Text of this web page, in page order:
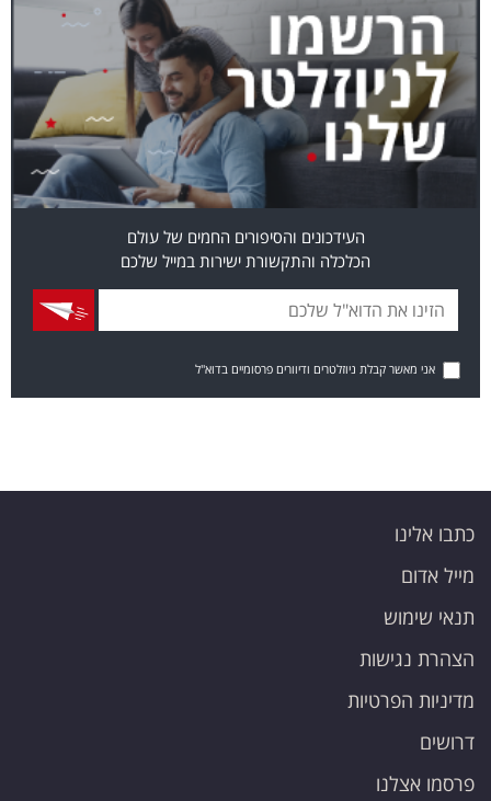
העידכונים והסיפורים החמים של עולם
הכלכלה והתקשורת ישירות במייל שלכם
אני מאשר קבלת ניוזלטרים ודיוורים פרסומיים בדוא"ל
כתבו אלינו
מייל אדום
תנאי שימוש
הצהרת נגישות
מדיניות הפרטיות
דרושים
פרסמו אצלנו